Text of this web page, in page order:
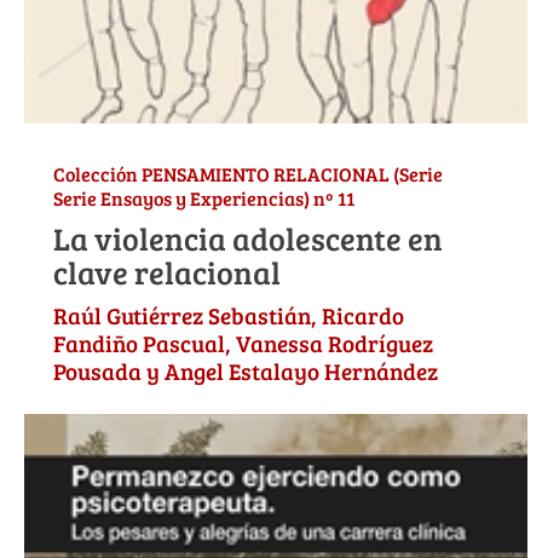
Colección PENSAMIENTO RELACIONAL (Serie
Serie Ensayos y Experiencias) nº 11
La violencia adolescente en
clave relacional
Raúl Gutiérrez Sebastián, Ricardo
Fandiño Pascual, Vanessa Rodríguez
Pousada y Angel Estalayo Hernández